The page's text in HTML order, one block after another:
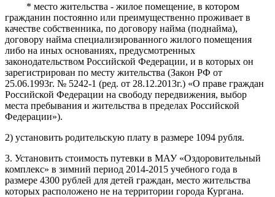
* место жительства - жилое помещение, в котором
гражданин постоянно или преимущественно проживает в
качестве собственника, по договору найма (поднайма),
договору найма специализированного жилого помещения
либо на иных основаниях, предусмотренных
законодательством Российской Федерации, и в которых он
зарегистрирован по месту жительства (Закон РФ от
25.06.1993г. № 5242-1 (ред. от 28.12.2013г.) «О праве граждан
Российской Федерации на свободу передвижения, выбор
места пребывания и жительства в пределах Российской
Федерации»).
2) установить родительскую плату в размере 1094 рубля.
3. Установить стоимость путевки в МАУ «Оздоровительный
комплекс» в зимний период 2014-2015 учебного года в
размере 4300 рублей для детей граждан, место жительства
которых расположено не на территории города Кургана.